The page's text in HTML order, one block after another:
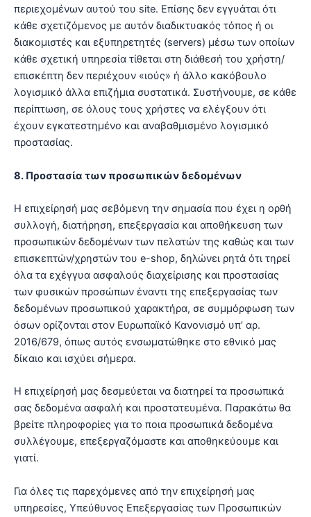
περιεχομένων αυτού του site. Επίσης δεν εγγυάται ότι
κάθε σχετιζόμενος με αυτόν διαδικτυακός τόπος ή οι
διακομιστές και εξυπηρετητές (servers) μέσω των οποίων
κάθε σχετική υπηρεσία τίθεται στη διάθεσή του χρήστη/
επισκέπτη δεν περιέχουν «ιούς» ή άλλο κακόβουλο
λογισμικό άλλα επιζήμια συστατικά. Συστήνουμε, σε κάθε
περίπτωση, σε όλους τους χρήστες να ελέγξουν ότι
έχουν εγκατεστημένο και αναβαθμισμένο λογισμικό
προστασίας.
8. Προστασία των προσωπικών δεδομένων
H επιχείρησή μας σεβόμενη την σημασία που έχει η ορθή
συλλογή, διατήρηση, επεξεργασία και αποθήκευση των
προσωπικών δεδομένων των πελατών της καθώς και των
επισκεπτών/χρηστών του e-shop, δηλώνει ρητά ότι τηρεί
όλα τα εχέγγυα ασφαλούς διαχείρισης και προστασίας
των φυσικών προσώπων έναντι της επεξεργασίας των
δεδομένων προσωπικού χαρακτήρα, σε συμμόρφωση των
όσων ορίζονται στον Ευρωπαϊκό Κανονισμό υπ’ αρ.
2016/679, όπως αυτός ενσωματώθηκε στο εθνικό μας
δίκαιο και ισχύει σήμερα.
Η επιχείρησή μας δεσμεύεται να διατηρεί τα προσωπικά
σας δεδομένα ασφαλή και προστατευμένα. Παρακάτω θα
βρείτε πληροφορίες για το ποια προσωπικά δεδομένα
συλλέγουμε, επεξεργαζόμαστε και αποθηκεύουμε και
γιατί.
Για όλες τις παρεχόμενες από την επιχείρησή μας
υπηρεσίες, Υπεύθυνος Επεξεργασίας των Προσωπικών